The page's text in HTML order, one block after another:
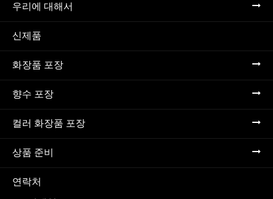
우리에 대해서
신제품
화장품 포장
향수 포장
컬러 화장품 포장
상품 준비
연락처